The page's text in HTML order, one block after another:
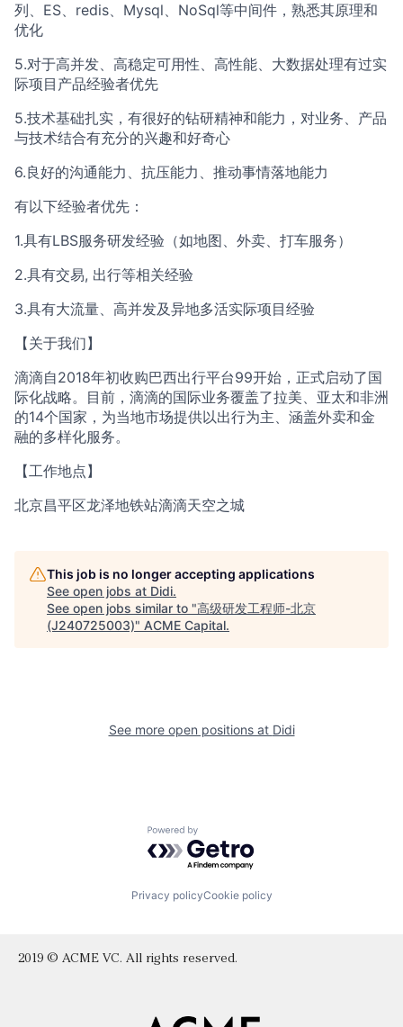
列、ES、redis、Mysql、NoSql等中间件，熟悉其原理和
优化
5.对于高并发、高稳定可用性、高性能、大数据处理有过实
际项目产品经验者优先
5.技术基础扎实，有很好的钻研精神和能力，对业务、产品
与技术结合有充分的兴趣和好奇心
6.良好的沟通能力、抗压能力、推动事情落地能力
有以下经验者优先：
1.具有LBS服务研发经验（如地图、外卖、打车服务）
2.具有交易, 出行等相关经验
3.具有大流量、高并发及异地多活实际项目经验
【关于我们】
滴滴自2018年初收购巴西出行平台99开始，正式启动了国
际化战略。目前，滴滴的国际业务覆盖了拉美、亚太和非洲
的14个国家，为当地市场提供以出行为主、涵盖外卖和金
融的多样化服务。
【工作地点】
北京昌平区龙泽地铁站滴滴天空之城
This job is no longer accepting applications
See open jobs at Didi.
See open jobs similar to "高级研发工程师-北京
(J240725003)" ACME Capital.
See more open positions at Didi
Powered by Getro.com
Privacy policyCookie policy
2019 © ACME VC. All rights reserved.